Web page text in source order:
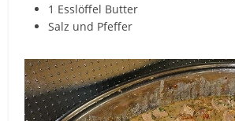
1 Esslöffel Butter
Salz und Pfeffer